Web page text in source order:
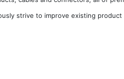
strive to improve existing